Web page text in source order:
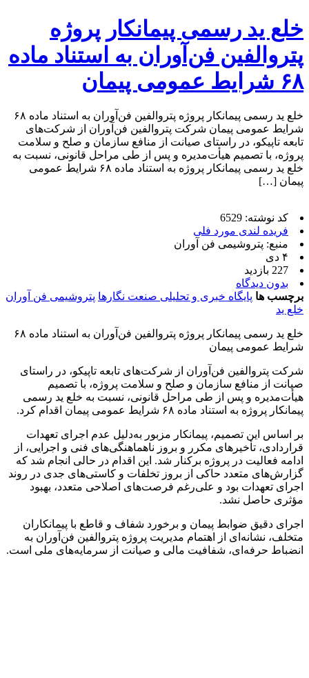
خلع ید رسمی پیمانکار پروژه
پتروالفین فن‌آوران به استناد ماده
۶۸ شرایط عمومی پیمان
خلع ید رسمی پیمانکار پروژه پتروالفین فن‌آوران به استناد ماده ۶۸
شرایط عمومی پیمان شرکت پتروالفین فن‌آوران از شرکت‌های
تابعه تاپیکو، در راستای صیانت از منافع سازمان و صلح و سلامت
پروژه، با تصمیم هیأت‌مدیره و پس از طی مراحل قانونی، نسبت به
خلع ید رسمی پیمانکار پروژه به استناد ماده ۶۸ شرایط عمومی
پیمان […]
کد نوشته: 6529
فریده لندی مورد فلی
منبع: پتروشیمی فن آوران
۴ دی
227 بازدید
بدون دیدگاه
برچسب ها پایگاه خبری و تحلیلی صنعت نگارها پتروشیمی فن آوران
خلع ید
خلع ید رسمی پیمانکار پروژه پتروالفین فن‌آوران به استناد ماده ۶۸
شرایط عمومی پیمان
شرکت پتروالفین فن‌آوران از شرکت‌های تابعه تاپیکو، در راستای
صیانت از منافع سازمان و صلح و سلامت پروژه، با تصمیم
هیأت‌مدیره و پس از طی مراحل قانونی، نسبت به خلع ید رسمی
پیمانکار پروژه به استناد ماده ۶۸ شرایط عمومی پیمان اقدام کرد.
بر اساس این تصمیم، پیمانکار مزبور به‌دلیل عدم اجرای تعهدات
قراردادی، تأخیرهای مکرر و بروز ناهماهنگی‌های فنی و اجرایی، از
ادامه فعالیت در پروژه برکنار شد. این اقدام در حالی انجام شد که
گزارش‌های متعدد حاکی از بروز تخلفات و کاستی‌های جدی در روند
اجرای تعهدات بود و علی‌رغم فرصت‌های اصلاحی متعدد، بهبود
مؤثری حاصل نشد.
اجرای دقیق ضوابط پیمان و برخورد شفاف و قاطع با پیمانکاران
متخلف، نشانه‌ای از اهتمام مدیریت پروژه پتروالفین فن‌آوران به
انضباط حرفه‌ای، شفافیت مالی و صیانت از سرمایه‌های ملی است.